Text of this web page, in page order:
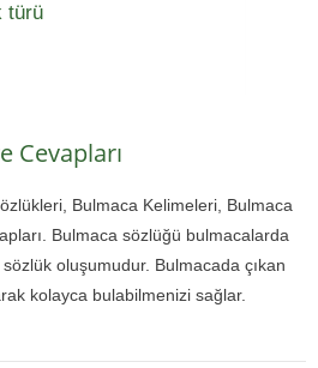
türü
Cevapları
Bulmaca Kelimeleri, Bulmaca
Bulmaca sözlüğü bulmacalarda
oluşumudur. Bulmacada çıkan
kolayca bulabilmenizi sağlar.